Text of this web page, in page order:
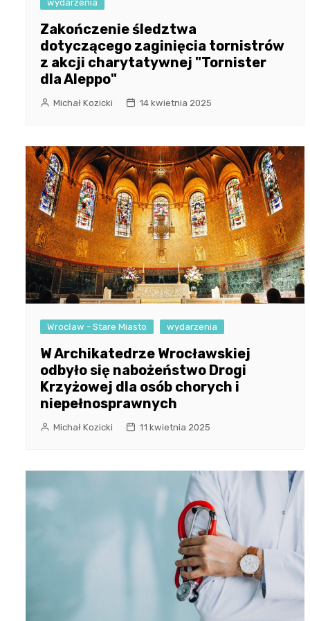
wydarzenia
Zakończenie śledztwa
dotyczącego zaginięcia tornistrów
z akcji charytatywnej "Tornister
dla Aleppo"
Michał Kozicki 14 kwietnia 2025
Wrocław - Stare Miasto wydarzenia
W Archikatedrze Wrocławskiej
odbyło się nabożeństwo Drogi
Krzyżowej dla osób chorych i
niepełnosprawnych
Michał Kozicki 11 kwietnia 2025